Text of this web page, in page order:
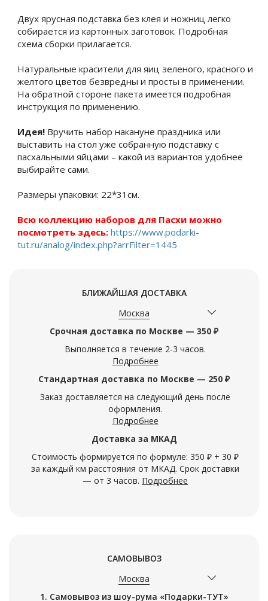
Двух ярусная подставка без клея и ножниц легко
собирается из картонных заготовок. Подробная
схема сборки прилагается.
Натуральные красители для яиц зеленого, красного и
желтого цветов безвредны и просты в применении.
На обратной стороне пакета имеется подробная
инструкция по применению.
Идея! Вручить набор накануне праздника или
выставить на стол уже собранную подставку с
пасхальными яйцами – какой из вариантов удобнее
выбирайте сами.
Размеры упаковки: 22*31см.
Всю коллекцию наборов для Пасхи можно
посмотреть здесь: https://www.podarki-
tut.ru/analog/index.php?arrFilter=1445
БЛИЖАЙШАЯ ДОСТАВКА
Москва
Срочная доставка по Москве — 350 ₽
Выполняется в течение 2-3 часов.
Подробнее
Стандартная доставка по Москве — 250 ₽
Заказ доставляется на следующий день после
оформления.
Подробнее
Доставка за МКАД
Стоимость формируется по формуле: 350 ₽ + 30 ₽
за каждый км расстояния от МКАД. Срок доставки
— от 3 часов. Подробнее
САМОВЫВОЗ
Москва
1. Самовывоз из шоу-рума «Подарки-ТУТ»